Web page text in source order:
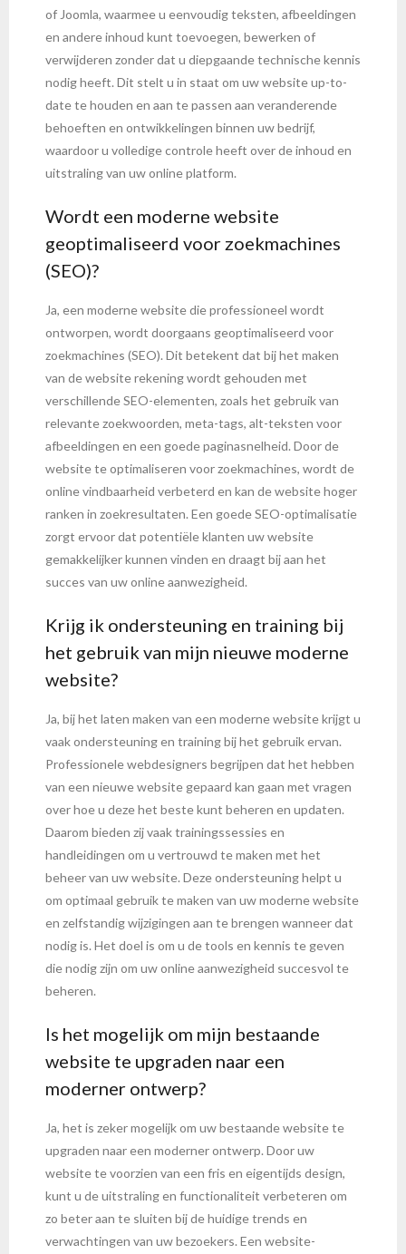
of Joomla, waarmee u eenvoudig teksten, afbeeldingen
en andere inhoud kunt toevoegen, bewerken of
verwijderen zonder dat u diepgaande technische kennis
nodig heeft. Dit stelt u in staat om uw website up-to-
date te houden en aan te passen aan veranderende
behoeften en ontwikkelingen binnen uw bedrijf,
waardoor u volledige controle heeft over de inhoud en
uitstraling van uw online platform.
Wordt een moderne website
geoptimaliseerd voor zoekmachines
(SEO)?
Ja, een moderne website die professioneel wordt
ontworpen, wordt doorgaans geoptimaliseerd voor
zoekmachines (SEO). Dit betekent dat bij het maken
van de website rekening wordt gehouden met
verschillende SEO-elementen, zoals het gebruik van
relevante zoekwoorden, meta-tags, alt-teksten voor
afbeeldingen en een goede paginasnelheid. Door de
website te optimaliseren voor zoekmachines, wordt de
online vindbaarheid verbeterd en kan de website hoger
ranken in zoekresultaten. Een goede SEO-optimalisatie
zorgt ervoor dat potentiële klanten uw website
gemakkelijker kunnen vinden en draagt bij aan het
succes van uw online aanwezigheid.
Krijg ik ondersteuning en training bij
het gebruik van mijn nieuwe moderne
website?
Ja, bij het laten maken van een moderne website krijgt u
vaak ondersteuning en training bij het gebruik ervan.
Professionele webdesigners begrijpen dat het hebben
van een nieuwe website gepaard kan gaan met vragen
over hoe u deze het beste kunt beheren en updaten.
Daarom bieden zij vaak trainingssessies en
handleidingen om u vertrouwd te maken met het
beheer van uw website. Deze ondersteuning helpt u
om optimaal gebruik te maken van uw moderne website
en zelfstandig wijzigingen aan te brengen wanneer dat
nodig is. Het doel is om u de tools en kennis te geven
die nodig zijn om uw online aanwezigheid succesvol te
beheren.
Is het mogelijk om mijn bestaande
website te upgraden naar een
moderner ontwerp?
Ja, het is zeker mogelijk om uw bestaande website te
upgraden naar een moderner ontwerp. Door uw
website te voorzien van een fris en eigentijds design,
kunt u de uitstraling en functionaliteit verbeteren om
zo beter aan te sluiten bij de huidige trends en
verwachtingen van uw bezoekers. Een website-